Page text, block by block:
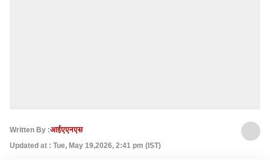
Written By :आईएएनएस
Updated at : Tue, May 19,2026, 2:41 pm (IST)